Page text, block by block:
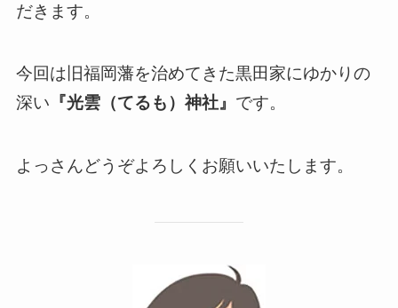
だきます。
今回は旧福岡藩を治めてきた黒田家にゆかりの
深い 『光雲（てるも）神社』 です。
よっさんどうぞよろしくお願いいたします。